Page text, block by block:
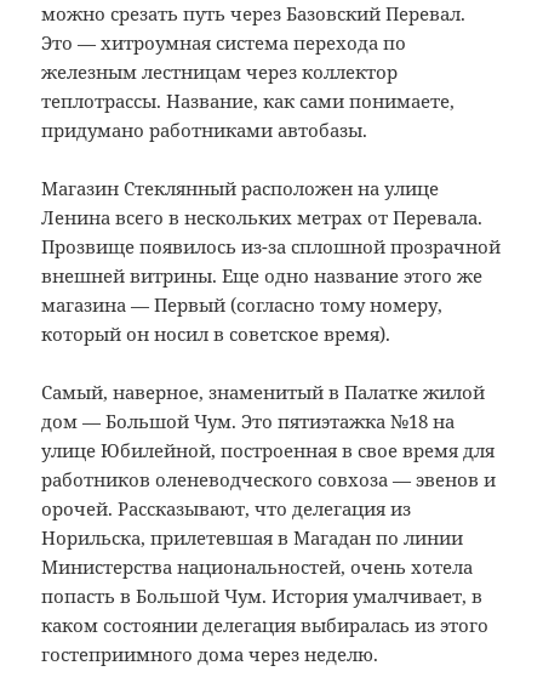
можно срезать путь через Базовский Перевал.
Это — хитроумная система перехода по
железным лестницам через коллектор
теплотрассы. Название, как сами понимаете,
придумано работниками автобазы.
Магазин Стеклянный расположен на улице
Ленина всего в нескольких метрах от Перевала.
Прозвище появилось из-за сплошной прозрачной
внешней витрины. Еще одно название этого же
магазина — Первый (согласно тому номеру,
который он носил в советское время).
Самый, наверное, знаменитый в Палатке жилой
дом — Большой Чум. Это пятиэтажка №18 на
улице Юбилейной, построенная в свое время для
работников оленеводческого совхоза — эвенов и
орочей. Рассказывают, что делегация из
Норильска, прилетевшая в Магадан по линии
Министерства национальностей, очень хотела
попасть в Большой Чум. История умалчивает, в
каком состоянии делегация выбиралась из этого
гостеприимного дома через неделю.